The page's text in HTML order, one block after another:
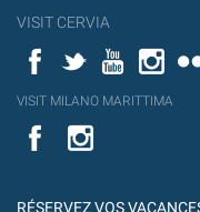
VISIT CERVIA
FacebookTwitterYouTube
YouT
VISIT MILANO MARITTIMA
Flick
VISIT
MILANO
YouTube
RÉSERVEZ VOS